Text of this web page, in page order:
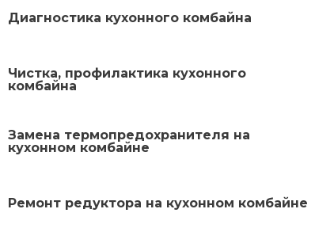
Диагностика кухонного комбайна
Чистка, профилактика кухонного
комбайна
Замена термопредохранителя на
кухонном комбайне
Ремонт редуктора на кухонном комбайне